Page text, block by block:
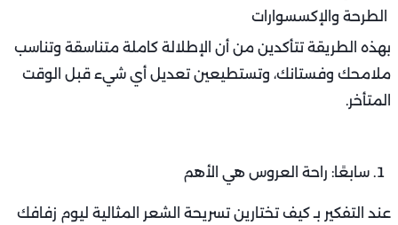
الطرحة والإكسسوارات
بهذه الطريقة تتأكدين من أن الإطلالة كاملة متناسقة وتناسب
ملامحك وفستانك، وتستطيعين تعديل أي شيء قبل الوقت
المتأخر.
سابعًا: راحة العروس هي الأهم
عند التفكير بـ كيف تختارين تسريحة الشعر المثالية ليوم زفافك